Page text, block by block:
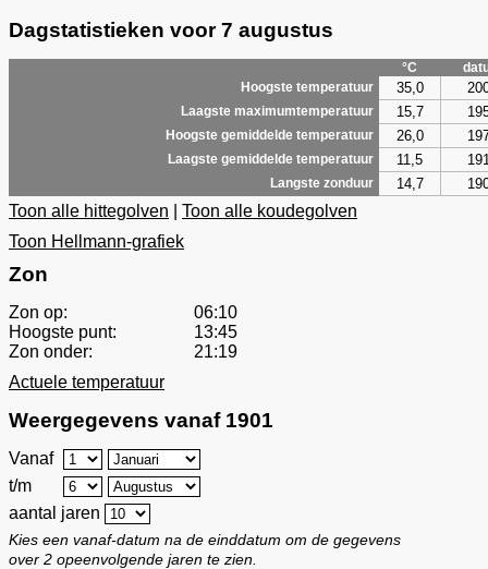
Dagstatistieken voor 7 augustus
°C
Hoogste temperatuur
35,0
Laagste maximumtemperatuur 15,7
Hoogste gemiddelde temperatuur 26,0
Laagste gemiddelde temperatuur 11,5
Langste zonduur 14,7
Toon alle hittegolven
Toon alle koudegolven
Toon Hellmann-grafiek
Zon
Zon op:
06:10
Hoogste punt:
13:45
Zon onder:
21:19
Actuele temperatuur
Weergegevens vanaf 1901
Vanaf
t/m
aantal jaren
Kies een vanaf-datum na de einddatum om de gegevens
over 2 opeenvolgende jaren te zien.